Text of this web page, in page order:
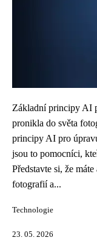
Základní principy AI
pronikla do světa
principy AI pro
jsou to pomocníci,
Představte si, že
fotografií a...
Technologie
23. 05. 2026